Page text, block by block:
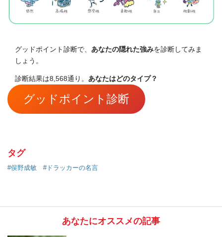
グッドポイント診断で、 あなたの隠れた強みを診断してみま
しょう。
診断結果は8,568通り。 あなたはどのタイプ？
グッドポイント診断
タグ
#俣野成敏 #ドラッカーの名言
あなたにオススメの記事